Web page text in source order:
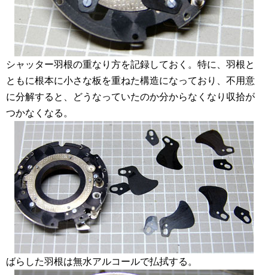
シャッター羽根の重なり方を記録しておく。特に、羽根と
ともに根本に小さな板を重ねた構造になっており、不用意
に分解すると、どうなっていたのか分からなくなり収拾が
つかなくなる。
ばらした羽根は無水アルコールで払拭する。